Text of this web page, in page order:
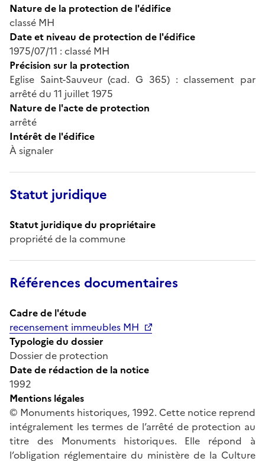
Nature de la protection de l'édifice
classé MH
Date et niveau de protection de l'édifice
1975/07/11 : classé MH
Précision sur la protection
Eglise Saint-Sauveur (cad. G 365) : classement par
arrêté du 11 juillet 1975
Nature de l'acte de protection
arrêté
Intérêt de l'édifice
À signaler
Statut juridique
Statut juridique du propriétaire
propriété de la commune
Références documentaires
Cadre de l'étude
recensement immeubles MH
Typologie du dossier
Dossier de protection
Date de rédaction de la notice
1992
Mentions légales
© Monuments historiques, 1992. Cette notice reprend
intégralement les termes de l’arrêté de protection au
titre des Monuments historiques. Elle répond à
l’obligation réglementaire du ministère de la Culture